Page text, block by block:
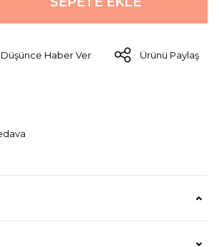
Düşünce Haber Ver Ürünü Paylaş